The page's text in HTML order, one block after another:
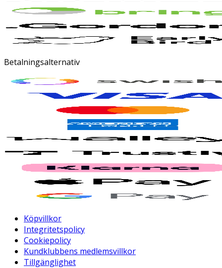
Betalningsalternativ
Köpvillkor
Integritetspolicy
Cookiepolicy
Kundklubbens medlemsvillkor
Tillgänglighet